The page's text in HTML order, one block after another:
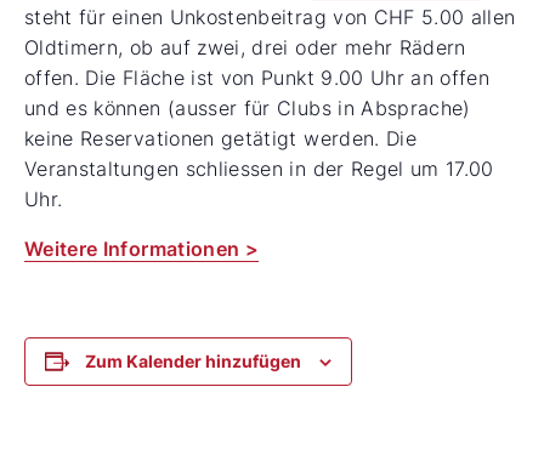
steht für einen Unkostenbeitrag von CHF 5.00 allen
Oldtimern, ob auf zwei, drei oder mehr Rädern
offen. Die Fläche ist von Punkt 9.00 Uhr an offen
und es können (ausser für Clubs in Absprache)
keine Reservationen getätigt werden. Die
Veranstaltungen schliessen in der Regel um 17.00
Uhr.
Weitere Informationen >
Zum Kalender hinzufügen